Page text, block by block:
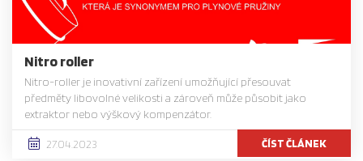
Nitro roller
Nitro-roller je inovativní zařízení umožňující přesouvat
předměty libovolné velikosti a zároveň může působit jako
extraktor nebo výškový kompenzátor.
27.04.2023 ČÍST ČLÁNEK